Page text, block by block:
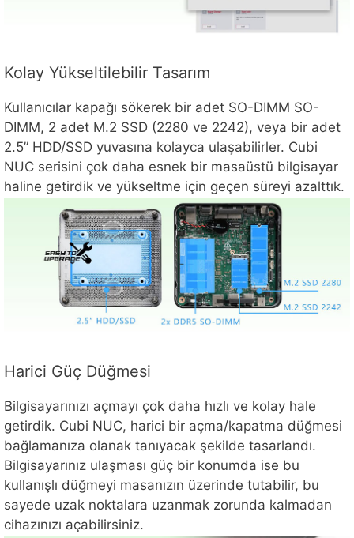
Kolay Yükseltilebilir Tasarım
Kullanıcılar kapağı sökerek bir adet SO-DIMM SO-
DIMM, 2 adet M.2 SSD (2280 ve 2242), veya bir adet
2.5” HDD/SSD yuvasına kolayca ulaşabilirler. Cubi
NUC serisini çok daha esnek bir masaüstü bilgisayar
haline getirdik ve yükseltme için geçen süreyi azalttık.
Harici Güç Düğmesi
Bilgisayarınızı açmayı çok daha hızlı ve kolay hale
getirdik. Cubi NUC, harici bir açma/kapatma düğmesi
bağlamanıza olanak tanıyacak şekilde tasarlandı.
Bilgisayarınız ulaşması güç bir konumda ise bu
kullanışlı düğmeyi masanızın üzerinde tutabilir, bu
sayede uzak noktalara uzanmak zorunda kalmadan
cihazınızı açabilirsiniz.